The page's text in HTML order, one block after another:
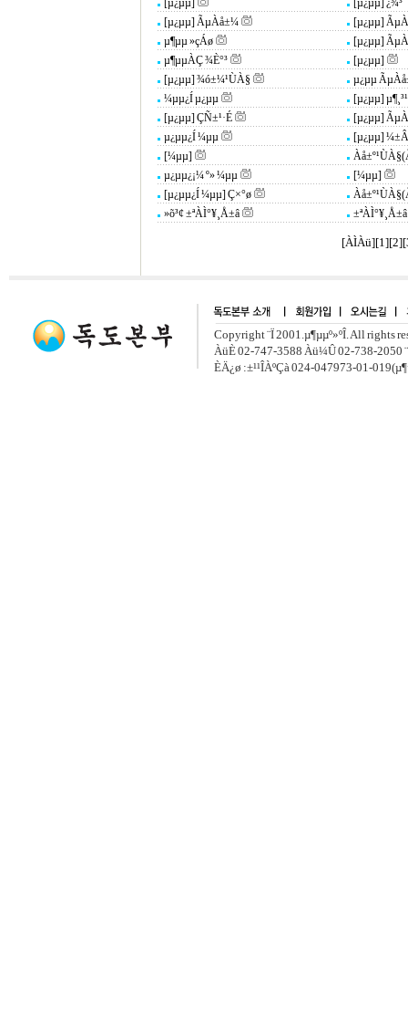
[µ¿µµ]
[µ¿µµ]
[µ¿µµ] ÃµÀå±¼
[µ¿µµ]
µ¶µµ »çÁø
[µ¿µµ]
µ¶µµÀÇ ¾È°³
[µ¿µµ]
[µ¿µµ] ¾ó±¼¹ÙÀ§
µ¿µµ
¼­µµ¿Í µ¿µµ
[µ¿µµ]
[µ¿µµ] ÇÑ±¹·É
[µ¿µµ]
µ¿µµ¿Í ¼­µµ
[µ¿µµ]
[¼­µµ]
µ¿µµ¿¡¼­ º» ¼­µµ
[¼­µµ]
[µ¿µµ¿Í ¼­µµ] Ç×°ø
»õ³¢ ±ªÀÌ°¥¸Å±â
[ÀÌÀü][1][2][
Copyright ¨Ï 2001.µ¶µµº»ºÎ. All rights
ÀüÈ­ 02-747-3588 Àü¼Û 02-738-2050
ÈÄ¿ø :±¹¹ÎÀºÇà 024-047973-01-